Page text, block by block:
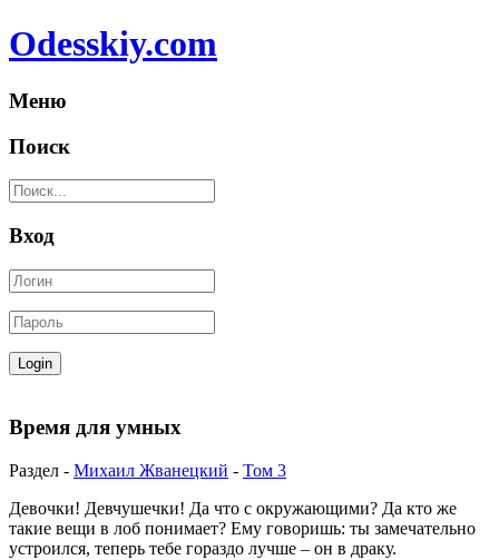
Odesskiy.com
Меню
Поиск
Вход
Время для умных
Раздел - Михаил Жванецкий - Том 3
Девочки! Девчушечки! Да что с окружающими? Да кто же
такие вещи в лоб понимает? Ему говоришь: ты замечательно
устроился, теперь тебе гораздо лучше – он в драку.